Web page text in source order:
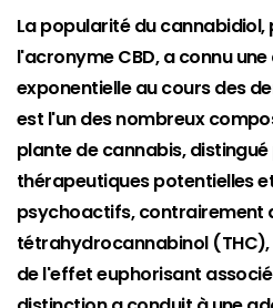
La popularité du cannabidiol,
l'acronyme CBD, a connu
exponentielle au cours des
est l'un des nombreux
plante de cannabis,
thérapeutiques potentielles
psychoactifs, contrairement
tétrahydrocannabinol
de l'effet euphorisant